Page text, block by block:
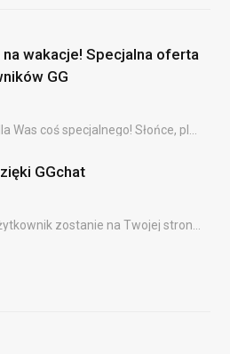
wakacje! Specjalna oferta
GG
Wakacje w pełni – mamy dla Was coś specjalnego! Słońce, plaża, festiwale, dalekie podróże i……
GGchat